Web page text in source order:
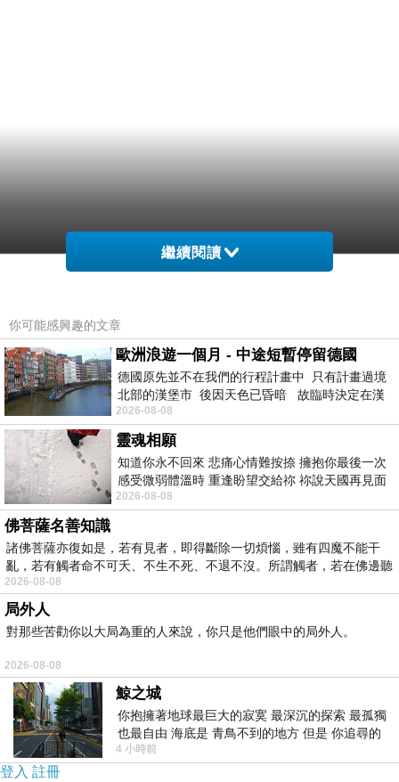
繼續閱讀
你可能感興趣的文章
歐洲浪遊一個月 - 中途短暫停留德國
德國原先並不在我們的行程計畫中 只有計畫過境
北部的漢堡市 後因天色已昏暗 故臨時決定在漢
堡市吃晚餐和過夜
2026-08-08
靈魂相願
知道你永不回來 悲痛心情難按捺 擁抱你最後一次
感受微弱體溫時 重逢盼望交給祢 祢說天國再見面
此刻忍淚說別離 他日靈魂再
2026-08-08
佛菩薩名善知識
諸佛菩薩亦復如是，若有見者，即得斷除一切煩惱，雖有四魔不能干
亂，若有觸者命不可夭、不生不死、不退不沒。所謂觸者，若在佛邊聽
受
2026-08-08
局外人
對那些苦勸你以大局為重的人來說，你只是他們眼中的局外人。
2026-08-08
鯨之城
你抱擁著地球最巨大的寂寞 最深沉的探索 最孤獨
也最自由 海底是 青鳥不到的地方 但是 你追尋的
幸福 可以比珍珠更
4 小時前
登入 註冊